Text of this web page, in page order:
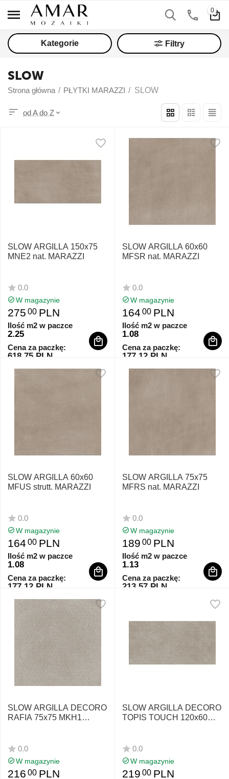
0
Kategorie Filtry
SLOW
Strona główna / PŁYTKI MARAZZI / SLOW
od A do Z
SLOW ARGILLA 150x75
MNE2 nat. MARAZZI
0.0
W magazynie
275 00 PLN
Ilość m2 w paczce
2.25
Cena za paczkę:
618.75 PLN
SLOW ARGILLA 60x60
MFSR nat. MARAZZI
0.0
W magazynie
164 00 PLN
Ilość m2 w paczce
1.08
Cena za paczkę:
177.12 PLN
SLOW ARGILLA 60x60
MFUS strutt. MARAZZI
0.0
W magazynie
164 00 PLN
Ilość m2 w paczce
1.08
Cena za paczkę:
177.12 PLN
SLOW ARGILLA 75x75
MFRS nat. MARAZZI
0.0
W magazynie
189 00 PLN
Ilość m2 w paczce
1.13
Cena za paczkę:
213.57 PLN
SLOW ARGILLA DECORO
RAFIA 75x75 MKH1
0.0
W magazynie
216 00 PLN
SLOW ARGILLA DECORO
TOPIS TOUCH 120x60
0.0
W magazynie
219 00 PLN